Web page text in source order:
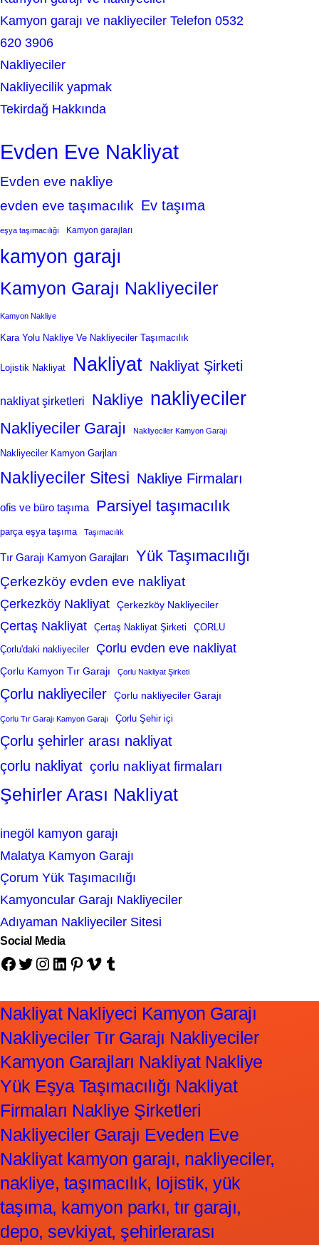
Kamyon garajı ve nakliyeciler Telefon 0532
620 3906
Nakliyeciler
Nakliyecilik yapmak
Tekirdağ Hakkında
Evden Eve Nakliyat
Evden eve nakliye
evden eve taşımacılık Ev taşıma
eşya taşımacılığı Kamyon garajları
kamyon garajı
Kamyon Garajı Nakliyeciler
Kamyon Nakliye
Kara Yolu Nakliye Ve Nakliyeciler Taşımacılık
Lojistik Nakliyat Nakliyat Nakliyat Şirketi
nakliyat şirketleri Nakliye nakliyeciler
Nakliyeciler Garajı Nakliyeciler Kamyon Garajı
Nakliyeciler Kamyon Garjları
Nakliyeciler Sitesi Nakliye Firmaları
ofis ve büro taşıma Parsiyel taşımacılık
parça eşya taşıma Taşımacılık
Tır Garajı Kamyon Garajları Yük Taşımacılığı
Çerkezköy evden eve nakliyat
Çerkezköy Nakliyat Çerkezköy Nakliyeciler
Çertaş Nakliyat Çertaş Nakliyat Şirketi ÇORLU
Çorlu'daki nakliyeciler Çorlu evden eve nakliyat
Çorlu Kamyon Tır Garajı Çorlu Nakliyat Şirketi
Çorlu nakliyeciler Çorlu nakliyeciler Garajı
Çorlu Tır Garajı Kamyon Garajı Çorlu Şehir içi
Çorlu şehirler arası nakliyat
çorlu nakliyat çorlu nakliyat firmaları
Şehirler Arası Nakliyat
inegöl kamyon garajı
Malatya Kamyon Garajı
Çorum Yük Taşımacılığı
Kamyoncular Garajı Nakliyeciler
Adıyaman Nakliyeciler Sitesi
Social Media
Facebook Twitter Instagram LinkedIn Pinterest Vimeo Tumblr
Nakliyat Nakliyeci Kamyon Garajı
Nakliyeciler Tır Garajı Nakliyeciler
Kamyon Garajları Nakliyat Nakliye
Yük Eşya Taşımacılığı Nakliyat
Firmaları Nakliye Şirketleri
Nakliyeciler Garajı Eveden Eve
Nakliyat kamyon garajı, nakliyeciler,
nakliye, taşımacılık, lojistik, yük
taşıma, kamyon parkı, tır garajı,
depo, sevkiyat, şehirlerarası